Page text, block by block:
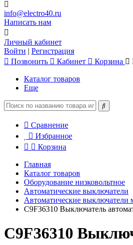
info@electro40.ru
Написать нам
Личный кабинет
Войти | Регистрация
Позвонить
Кабинет Корзина
Каталог товаров
Еще
Сравнение
Избранное
Корзина
Главная
Каталог товаров
Оборудование низковольтное
Автоматические выключатели
Автоматические выключатели
C9F36310 Выключатель
C9F36310